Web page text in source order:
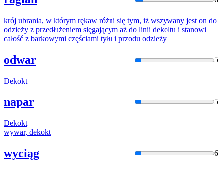
krój ubrania, w którym rękaw różni się tym, iż wszywany jest on do
odzieży z przedłużeniem sięgającym aż do linii dekoltu i stanowi
całość z barkowymi częściami tyłu i przodu odzieży.
odwar 5
Dekokt
napar 5
Dekokt
wywar, dekokt
wyciąg 6